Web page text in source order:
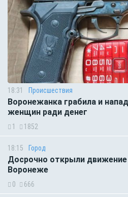
18:31 Происшествия
Воронежанка грабила и
женщин ради денег
1 1852
18:15 Город
Досрочно открыли
Воронеже
0 666